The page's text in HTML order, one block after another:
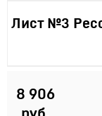
Лист №3
8 906